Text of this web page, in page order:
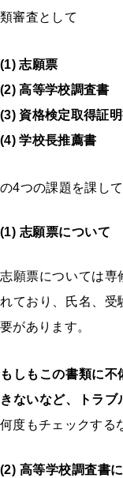
類審査として
(1) 志願票
(2) 高等学校調査書
(3) 資格検定取得証
(4) 学校長推薦書
の4つの課題を課して
(1) 志願票について
志願票については専
れており、氏名、受
要があります。
もしもこの書類に
きないなど、トラ
何度もチェックする
(2) 高等学校調査書